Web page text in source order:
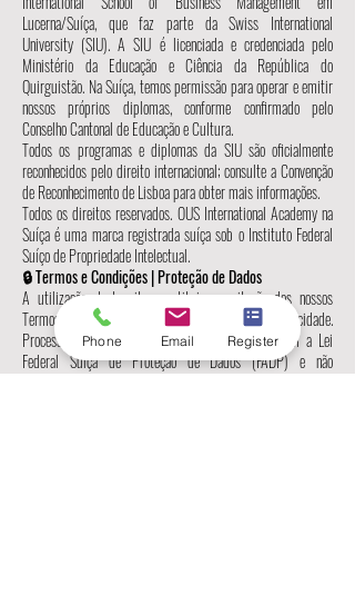
Lucerna/Suíça, que faz parte da Swiss International
University (SIU). A SIU é licenciada e credenciada pelo
Ministério da Educação e Ciência da República do
Quirguistão. Na Suíça, temos permissão para operar e emitir
nossos próprios diplomas, conforme confirmado pelo
Conselho Cantonal de Educação e Cultura.
Todos os programas e diplomas da SIU são oficialmente
reconhecidos pelo direito internacional; consulte a Convenção
de Reconhecimento de Lisboa para obter mais informações.
Todos os direitos reservados. OUS International Academy na
Suíça é uma marca registrada suíça sob o Instituto Federal
Suíço de Propriedade Intelectual.
🔒 Termos e Condições | Proteção de Dados
A utilização deste site constitui a aceitação dos nossos
Termos e Condições Gerais e da Política de Privacidade.
Processamos dados pessoais em conformidade com a Lei
Federal Suíça de Proteção de Dados (FADP) e não
Phone Email Register